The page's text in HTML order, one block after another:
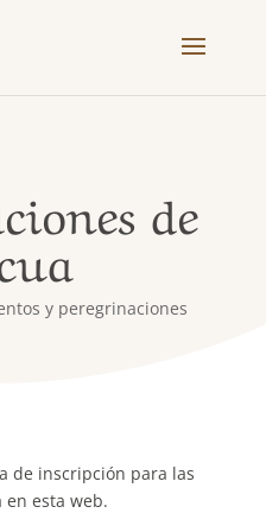
de
y peregrinaciones
de inscripción para las
en esta web.